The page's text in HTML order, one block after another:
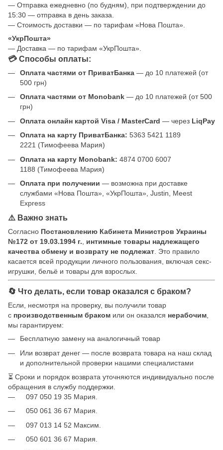
— Отправка ежедневно (по будням), при подтверждении до
15:30 — отправка в день заказа.
— Стоимость доставки — по тарифам «Нова Пошта».
«УкрПошта»
— Доставка — по тарифам «УкрПошта».
💳 Способы оплаты:
Оплата частями от ПриватБанка — до 10 платежей (от
500 грн)
Оплата частями от Monobank — до 10 платежей (от 500
грн)
Оплата онлайн картой Visa / MasterCard — через LiqPay
Оплата на карту ПриватБанка: 5363 5421 1189
2221 (Тимофеева Мария)
Оплата на карту Monobank: 4874 0700 6007
1188 (Тимофеева Мария)
Оплата при получении — возможна при доставке
службами «Нова Пошта», «УкрПошта», Justin, Meest
Express
⚠️ Важно знать
Согласно Постановлению Кабинета Министров Украины
№172 от 19.03.1994 г., интимные товары надлежащего
качества обмену и возврату не подлежат. Это правило
касается всей продукции личного пользования, включая секс-
игрушки, бельё и товары для взрослых.
🔄 Что делать, если товар оказался с браком?
Если, несмотря на проверку, вы получили товар
с производственным браком или он оказался нерабочим,
мы гарантируем:
Бесплатную замену на аналогичный товар
Или возврат денег — после возврата товара на наш склад
и дополнительной проверки нашими специалистами
⏳ Сроки и порядок возврата уточняются индивидуально после
обращения в службу поддержки.
097 050 19 35 Мария.
050 061 36 67 Мария.
097 013 14 52 Максим.
050 601 36 67 Мария.